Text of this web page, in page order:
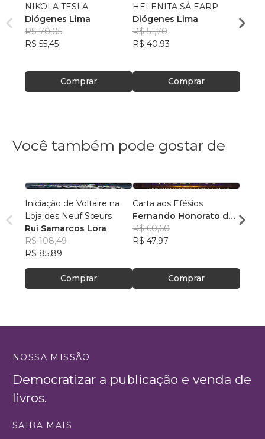
NIKOLA TESLA
Diógenes Lima
R$ 70,05
R$ 55,45
Comprar
HELENITA SÁ EARP
Diógenes Lima
R$ 51,70
R$ 40,93
Comprar
Você também pode gostar de
Iniciação de Voltaire na
Loja des Neuf Sœurs
Rui Samarcos Lora
R$ 108,49
R$ 85,89
Comprar
Carta aos Efésios
Fernando Honorato de
Oliveira
R$ 60,60
R$ 47,97
Comprar
NOSSA MISSÃO
Democratizar a publicação e venda de
livros.
SAIBA MAIS